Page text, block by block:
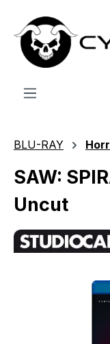
Zum Hauptinhalt
BLU-RAY
SAW:
Uncut
Bildergalerie